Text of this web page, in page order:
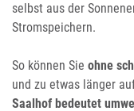
selbst aus der
Stromspeichern.
So können Sie ohne
und zu etwas länger
Saalhof bedeutet